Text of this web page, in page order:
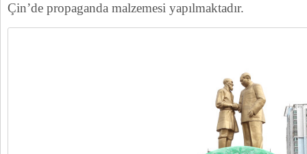
Çin’de propaganda malzemesi yapılmaktadır.